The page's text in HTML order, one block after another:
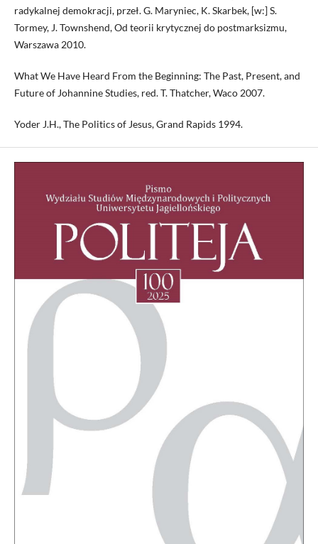
radykalnej demokracji, przeł. G. Maryniec, K. Skarbek, [w:] S.
Tormey, J. Townshend, Od teorii krytycznej do postmarksizmu,
Warszawa 2010.
What We Have Heard From the Beginning: The Past, Present, and
Future of Johannine Studies, red. T. Thatcher, Waco 2007.
Yoder J.H., The Politics of Jesus, Grand Rapids 1994.